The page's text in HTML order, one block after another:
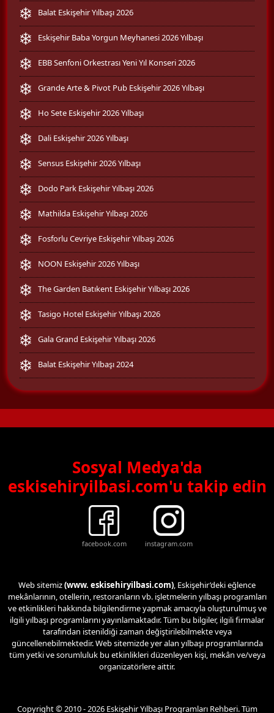
Balat Eskişehir Yılbaşı 2026
Eskişehir Baba Yorgun Meyhanesi 2026 Yılbaşı
EBB Senfoni Orkestrası Yeni Yıl Konseri 2026
Grande Arte & Pivot Pub Eskişehir 2026 Yılbaşı
Ho Sete Eskişehir 2026 Yılbaşı
Dali Eskişehir 2026 Yılbaşı
Sensus Eskişehir 2026 Yılbaşı
Dodo Park Eskişehir Yılbaşı 2026
Mathilda Eskişehir Yılbaşı 2026
Fosforlu Cevriye Eskişehir Yılbaşı 2026
NOON Eskişehir 2026 Yılbaşı
The Garden Batıkent Eskişehir Yılbaşı 2026
Tasigo Hotel Eskişehir Yılbaşı 2026
Gala Grand Eskişehir Yılbaşı 2026
Balat Eskişehir Yılbaşı 2024
Sosyal Medya'da
eskisehiryilbasi.com'u takip edin
facebook.com instagram.com
Web sitemiz(www. eskisehiryilbasi.com), Eskişehir’deki eğlence
mekânlarının, otellerin, restoranların vb. işletmelerin yılbaşı programları
ve etkinlikleri hakkında bilgilendirme yapmak amacıyla oluşturulmuş ve
ilgili yılbaşı programlarını yayınlamaktadır. Tüm bu bilgiler, ilgili firmalar
tarafından istenildiği zaman değiştirilebilmekte veya
güncellenebilmektedir. Web sitemizde yer alan yılbaşı programlarında
tüm yetki ve sorumluluk bu etkinlikleri düzenleyen kişi, mekân ve/veya
organizatörlere aittir.
Copyright © 2010 - 2026 Eskişehir Yılbaşı Programları Rehberi. Tüm